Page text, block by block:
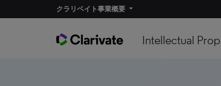
クラリベイト事業概要
Intellectual